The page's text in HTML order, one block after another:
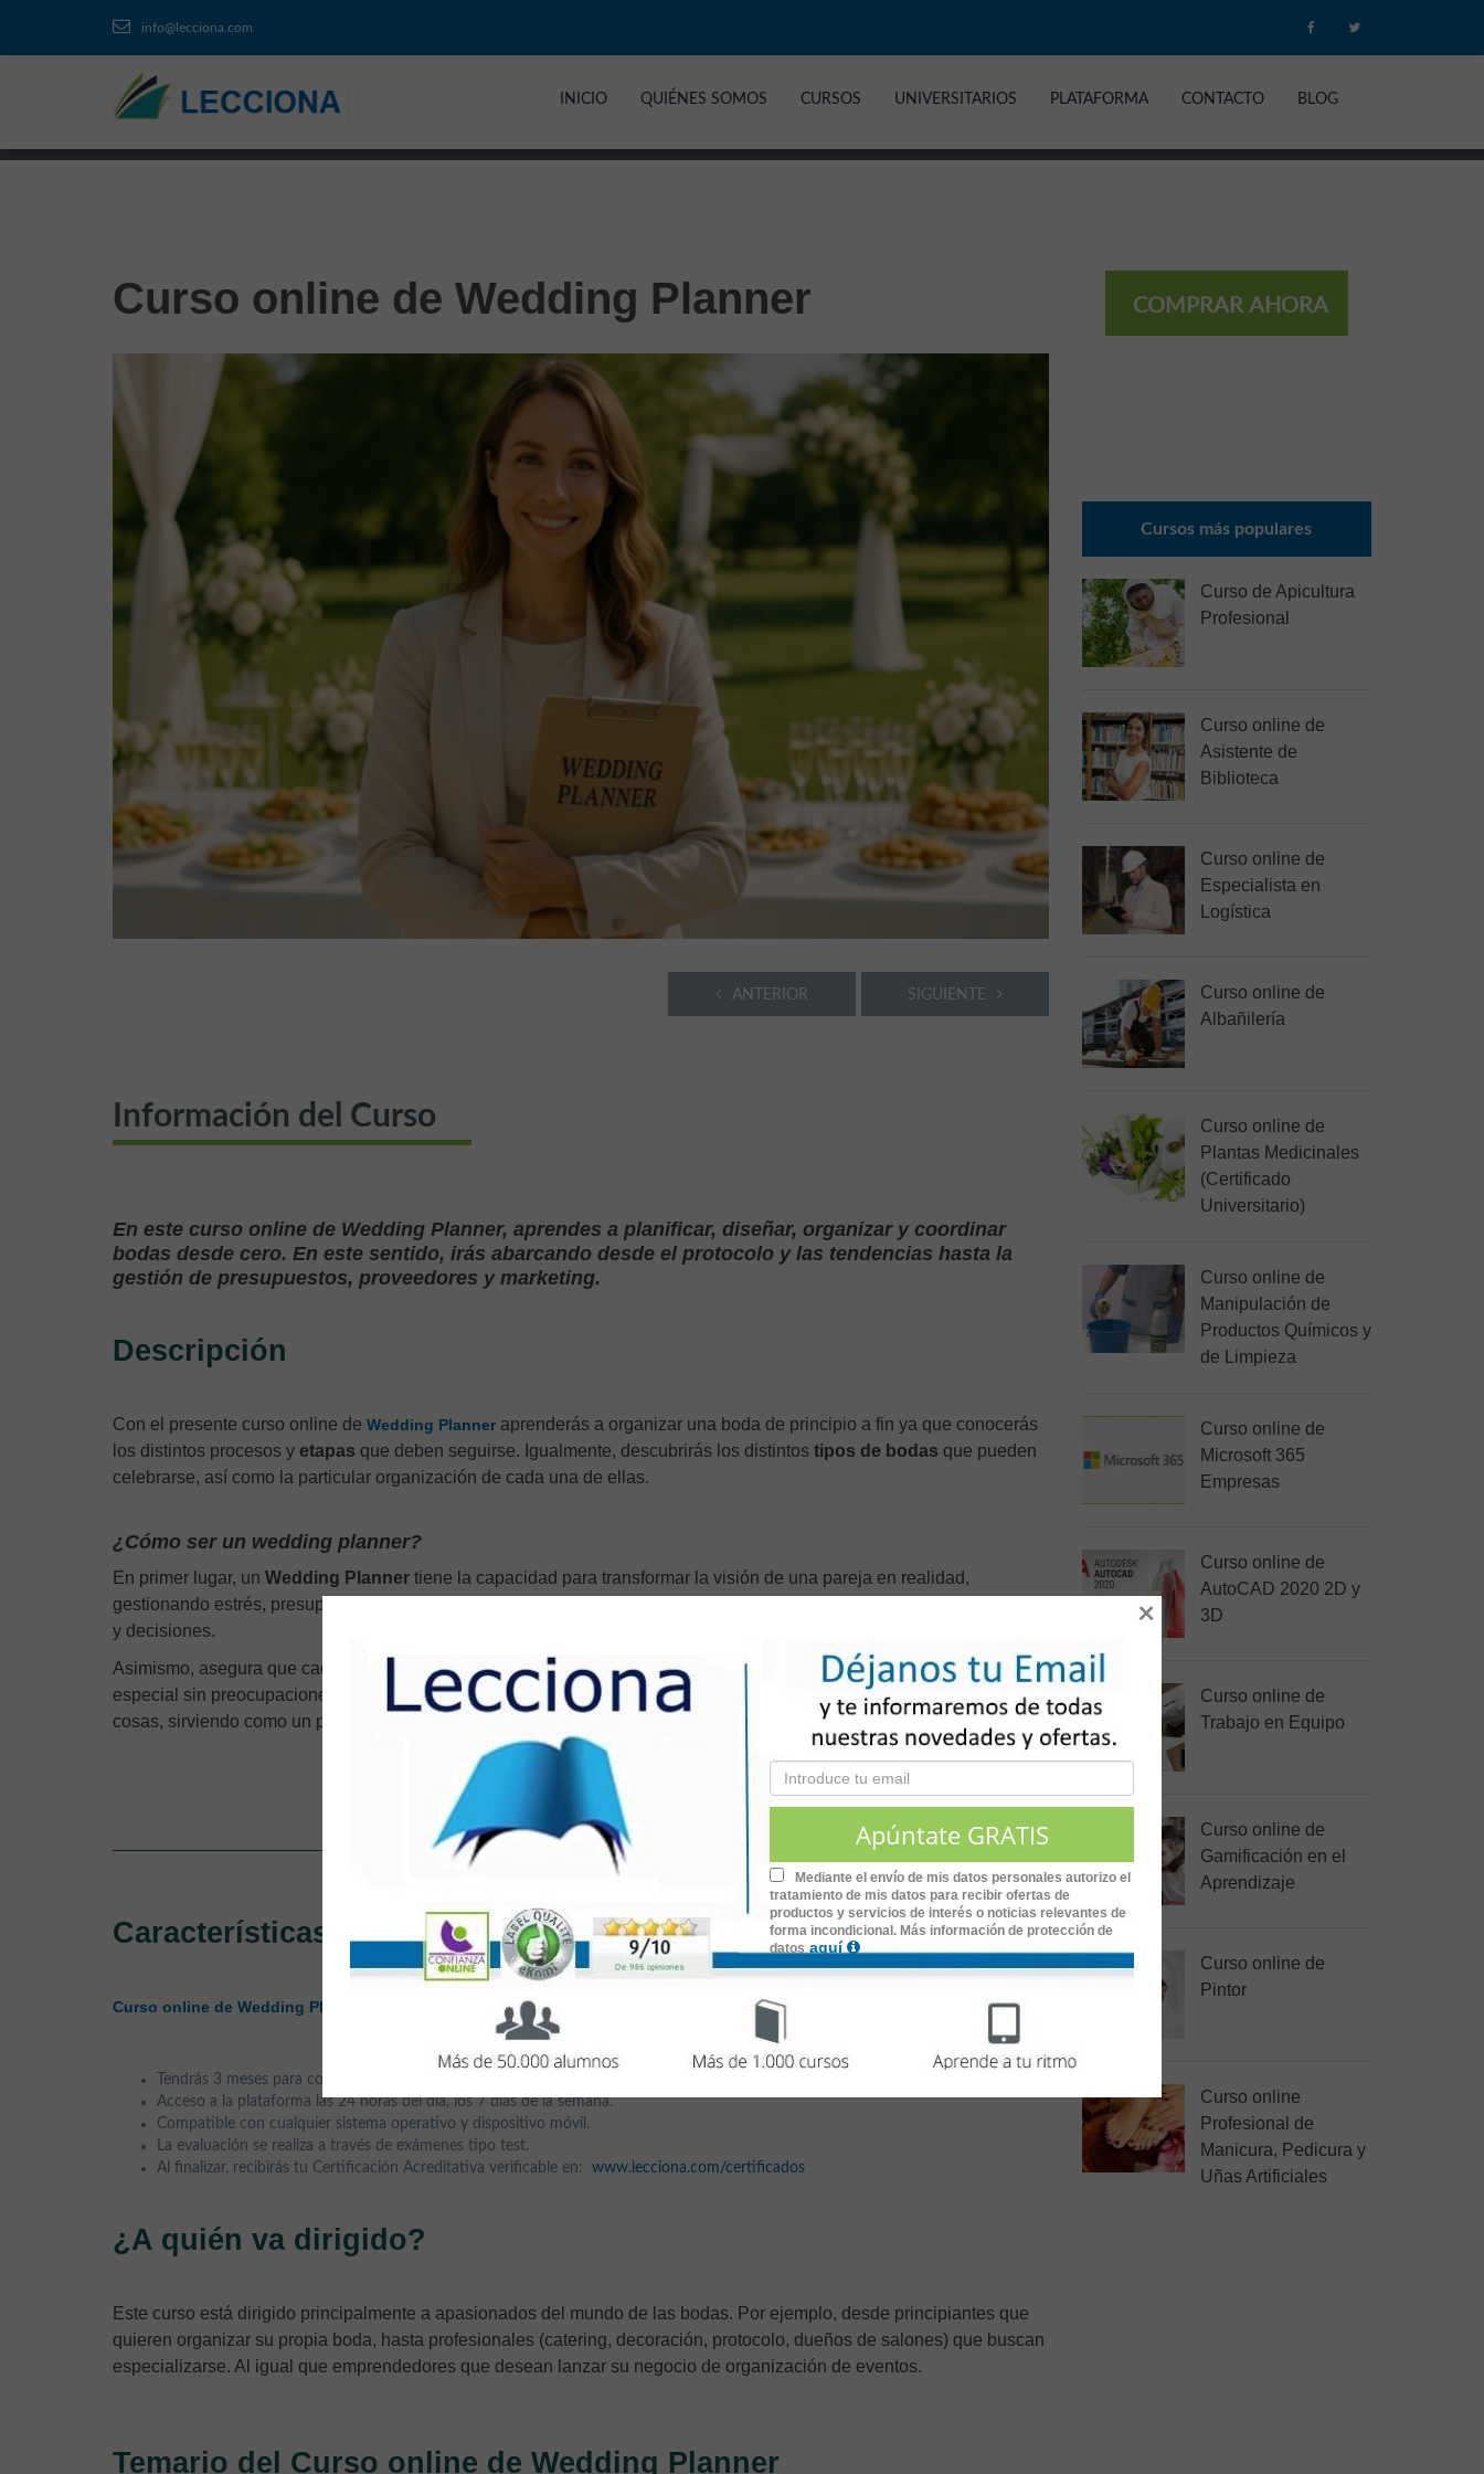
info@lecciona.com
INICIO QUIÉNES SOMOS CURSOS UNIVERSITARIOS PLATAFORMA CONTACTO BLOG
Curso online de Wedding Planner
SIGUIENTE
ANTERIOR
Información del Curso
En este curso online de Wedding Planner, aprendes a planificar, diseñar, organizar y coordinar
bodas desde cero. En este sentido, irás abarcando desde el protocolo y las tendencias hasta la
gestión de presupuestos, proveedores y marketing.
Descripción
Con el presente curso online de Wedding Planner aprenderás a organizar una boda de principio a fin ya que conocerás
los distintos procesos y etapas que deben seguirse. Igualmente, descubrirás los distintos tipos de bodas que pueden
celebrarse, así como la particular organización de cada una de ellas.
¿Cómo ser un wedding planner?
En primer lugar, un Wedding Planner tiene la capacidad para transformar la visión de una pareja en realidad,
gestionando estrés, presupuesto y logística. Al igual que liberando a la pareja de la carga de organizar múltiples tareas
y decisiones.
Asimismo, asegura que cada detalle fluya sin problemas para que los novios puedan disfrutar plenamente su día
especial sin preocupaciones, desde la selección de proveedores hasta la coordinación final del evento. Entre otras
cosas, sirviendo como un profesional que ahorra tiempo y evita imprevistos.
CONOCE NUESTROS CURSOS ONLINE
Características
Curso online de Wedding Planner de duración.
Tendrás 3 meses para completar el curso.
Acceso a la plataforma las 24 horas del día, los 7 días de la semana.
Compatible con cualquier sistema operativo y dispositivo móvil.
La evaluación se realiza a través de exámenes tipo test.
Al finalizar, recibirás tu Certificación Acreditativa verificable en: www.lecciona.com/certificados
¿A quién va dirigido?
Este curso está dirigido principalmente a apasionados del mundo de las bodas. Por ejemplo, desde principiantes que
quieren organizar su propia boda, hasta profesionales (catering, decoración, protocolo, dueños de salones) que buscan
especializarse. Al igual que emprendedores que desean lanzar su negocio de organización de eventos.
Temario del Curso online de Wedding Planner
COMPRAR AHORA
Cursos más populares
Curso de Apicultura
Profesional
Curso online de
Asistente de
Biblioteca
Curso online de
Especialista en
Logística
Curso online de
Albañilería
Curso online de
Plantas Medicinales
(Certificado
Universitario)
Curso online de
Manipulación de
Productos Químicos y
de Limpieza
Curso online de
Microsoft 365
Empresas
Curso online de
AutoCAD 2020 2D y
3D
Curso online de
Trabajo en Equipo
Curso online de
Gamificación en el
Aprendizaje
Curso online de
Pintor
Curso online
Profesional de
Manicura, Pedicura y
Uñas Artificiales
Mediante el envío de mis datos personales autorizo el
tratamiento de mis datos para recibir ofertas de
productos y servicios de interés o noticias relevantes de
forma incondicional. Más información de protección de
datos aquí
×